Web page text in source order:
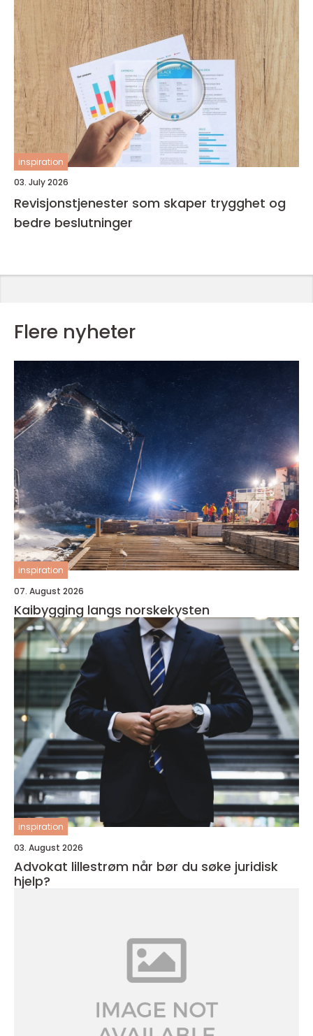
inspiration
03. July 2026
Revisjonstjenester som skaper trygghet og
bedre beslutninger
Flere nyheter
inspiration
07. August 2026
Kaibygging langs norskekysten
inspiration
03. August 2026
Advokat lillestrøm når bør du søke juridisk
hjelp?